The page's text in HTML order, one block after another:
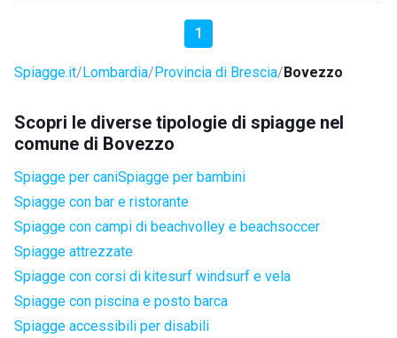
1
Spiagge.it Lombardia Provincia di Brescia Bovezzo
Scopri le diverse tipologie di spiagge nel
comune di Bovezzo
Spiagge per caniSpiagge per bambini
Spiagge con bar e ristorante
Spiagge con campi di beachvolley e beachsoccer
Spiagge attrezzate
Spiagge con corsi di kitesurf windsurf e vela
Spiagge con piscina e posto barca
Spiagge accessibili per disabili